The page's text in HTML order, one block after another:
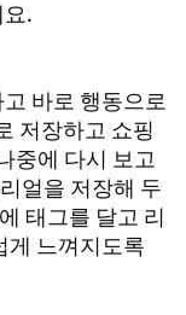
.
바로 행동으로
저장하고 쇼핑
중에 다시 보고
얼을 저장해 두
태그를 달고 리
게 느껴지도록